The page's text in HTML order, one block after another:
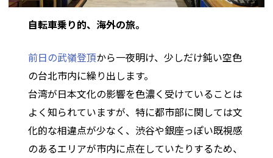
自転車乗り的、海外の旅。
前日の武嶺登頂から一夜明け、少しだけ鈍い空色
の台北市内に繰り出します。
台湾が日本文化の影響を色濃く受けていることは
よく知られていますが、特に都市部に関しては文
化的な相違点が少なく、渋谷や銀座っぽい既視感
のあるエリアが市内に点在していたりするため、